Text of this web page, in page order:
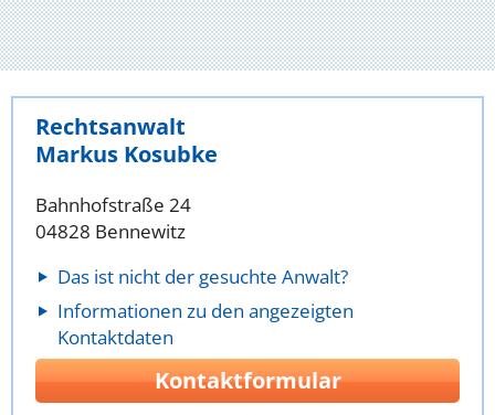
Rechtsanwalt
Markus Kosubke
Bahnhofstraße 24
04828 Bennewitz
Das ist nicht der gesuchte Anwalt?
Informationen zu den angezeigten
Kontaktdaten
Kontaktformular